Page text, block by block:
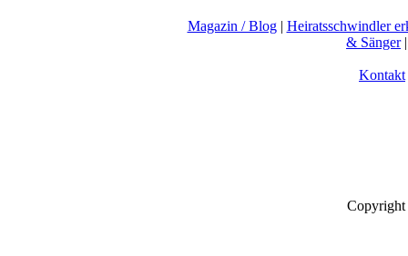
Magazin / Blog| Heiratsschwindler
& Sänger
Kontakt
Copyright